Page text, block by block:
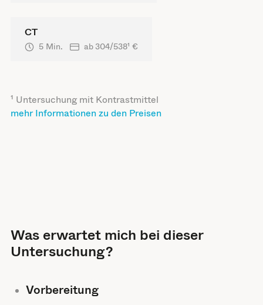
CT
5 Min. ab304/538¹ €
¹ Untersuchung mit Kontrastmittel
mehr Informationen zu den Preisen
Was erwartet mich bei dieser
Untersuchung?
Vorbereitung